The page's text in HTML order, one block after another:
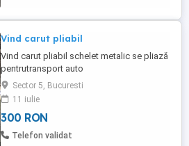
Vind carut pliabil
Vind carut pliabil schelet metalic se pliază
pentrutransport auto
Sector 5, Bucuresti
11 iulie
300 RON
Telefon validat